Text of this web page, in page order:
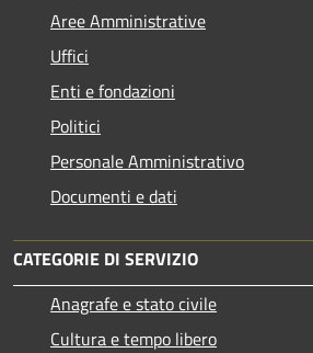
Aree Amministrative
Uffici
Enti e fondazioni
Politici
Personale Amministrativo
Documenti e dati
CATEGORIE DI SERVIZIO
Anagrafe e stato civile
Cultura e tempo libero